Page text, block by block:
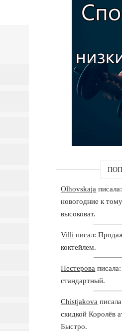
Olhovskaja
новогодние к
высоковат.
Villi писал:
коктейлем.
Нестерова
стандартный.
Chistjakova
скидкой Королёв
Быстро.